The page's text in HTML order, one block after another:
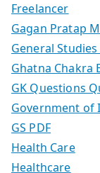
Freelancer
Gagan Pratap
General
Ghatna Chakra
GK Questions
Government of
GS PDF
Health Care
Healthcare